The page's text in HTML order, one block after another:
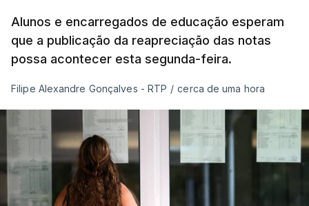
Alunos e encarregados de educação esperam
que a publicação da reapreciação das notas
possa acontecer esta segunda-feira.
Filipe Alexandre Gonçalves - RTP / cerca de uma hora